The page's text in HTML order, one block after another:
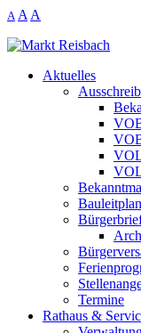
A A A
Aktuelles
Termine
Rathaus &